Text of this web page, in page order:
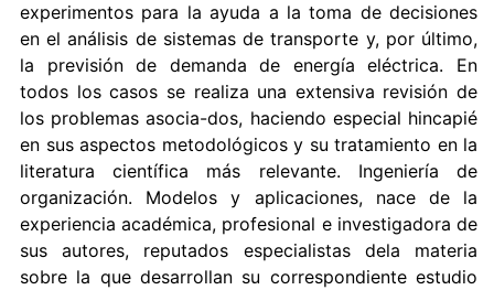
experimentos para la ayuda a la toma de decisiones
en el análisis de sistemas de transporte y, por último,
la previsión de demanda de energía eléctrica. En
todos los casos se realiza una extensiva revisión de
los problemas asocia-dos, haciendo especial hincapié
en sus aspectos metodológicos y su tratamiento en la
literatura científica más relevante. Ingeniería de
organización. Modelos y aplicaciones, nace de la
experiencia académica, profesional e investigadora de
sus autores, reputados especialistas dela materia
sobre la que desarrollan su correspondiente estudio